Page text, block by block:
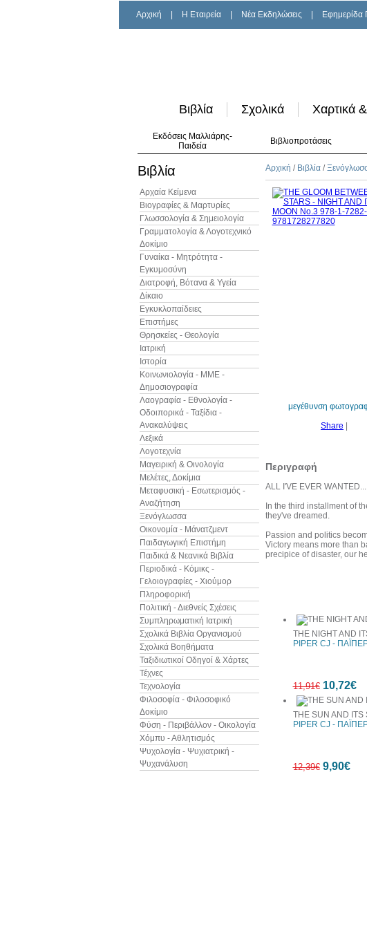
Αρχική H Εταιρεία Νέα Εκδηλώσεις Εφημερίδα
Βιβλία Σχολικά Χαρτικά
Εκδόσεις Μαλλιάρης-
Παιδεία
Βιβλιοπροτάσεις
Βιβλία
Αρχαία Κείμενα
Βιογραφίες & Μαρτυρίες
Γλωσσολογία & Σημειολογία
Γραμματολογία & Λογοτεχνικό
Δοκίμιο
Γυναίκα - Μητρότητα -
Εγκυμοσύνη
Διατροφή, Βότανα & Υγεία
Δίκαιο
Εγκυκλοπαίδειες
Επιστήμες
Θρησκείες - Θεολογία
Ιατρική
Ιστορία
Κοινωνιολογία - ΜΜΕ -
Δημοσιογραφία
Λαογραφία - Εθνολογία -
Οδοιπορικά - Ταξίδια -
Ανακαλύψεις
Λεξικά
Λογοτεχνία
Μαγειρική & Οινολογία
Μελέτες, Δοκίμια
Μεταφυσική - Εσωτερισμός -
Αναζήτηση
Ξενόγλωσσα
Οικονομία - Μάνατζμεντ
Παιδαγωγική Επιστήμη
Παιδικά & Νεανικά Βιβλία
Περιοδικά - Κόμικς -
Γελοιογραφίες - Χιούμορ
Πληροφορική
Πολιτική - Διεθνείς Σχέσεις
Συμπληρωματική Ιατρική
Σχολικά Βιβλία Οργανισμού
Σχολικά Βοηθήματα
Ταξιδιωτικοί Οδηγοί & Χάρτες
Τέχνες
Τεχνολογία
Φιλοσοφία - Φιλοσοφικό
Δοκίμιο
Φύση - Περιβάλλον - Οικολογία
Χόμπυ - Αθλητισμός
Ψυχολογία - Ψυχιατρική -
Ψυχανάλυση
Αρχική / Βιβλία /
μεγέθυνση
Share
Περιγραφή
ALL I'VE EVER WANTED...
In the third installment of
they've dreamed.
Passion and politics
Victory means more than
precipice of disaster, our
THE NIGHT AND
PIPER CJ - ΠΑΪΠΕΡ
11,91€ 10,72€
THE SUN AND ITS
PIPER CJ - ΠΑΪΠΕΡ
12,39€ 9,90€